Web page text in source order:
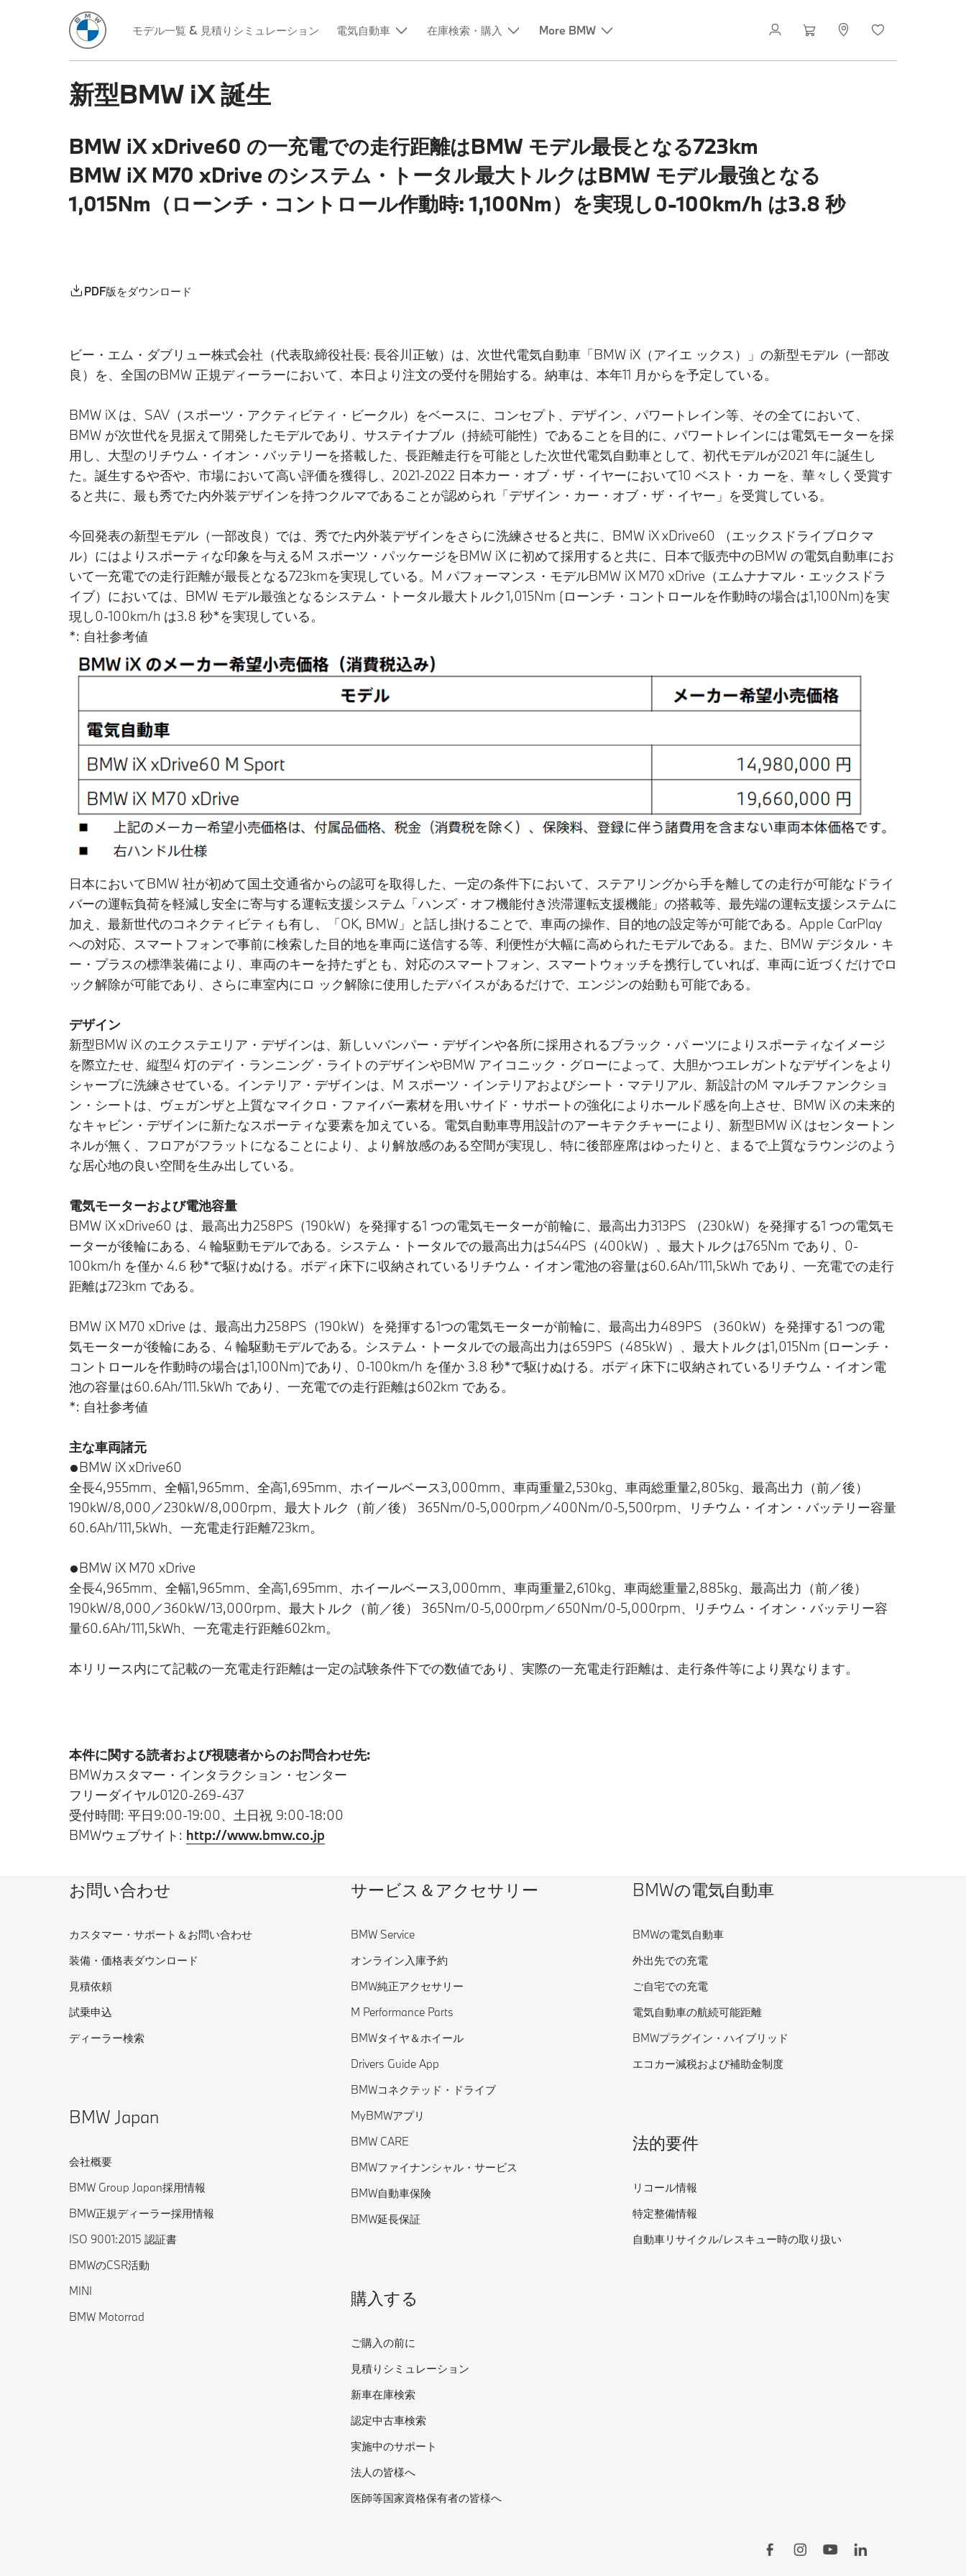
モデル一覧 & 見積りシミュレーション 電気自動車 在庫検索・購入 More BMW
新型BMW iX 誕生
BMW iX xDrive60 の一充電での走行距離はBMW モデル最長となる723km
BMW iX M70 xDrive のシステム・トータル最大トルクはBMW モデル最強となる
1,015Nm（ローンチ・コントロール作動時: 1,100Nm）を実現し0-100km/h は3.8 秒
PDF版をダウンロード
ビー・エム・ダブリュー株式会社（代表取締役社長: 長谷川正敏）は、次世代電気自動車「BMW iX（アイエ ックス）」の新型モデル（一部改
良）を、全国のBMW 正規ディーラーにおいて、本日より注文の受付を開始する。納車は、本年11 月からを予定している。
BMW iX は、SAV（スポーツ・アクティビティ・ビークル）をベースに、コンセプト、デザイン、パワートレイン等、その全てにおいて、
BMW が次世代を見据えて開発したモデルであり、サステイナブル（持続可能性）であることを目的に、パワートレインには電気モーターを採
用し、大型のリチウム・イオン・バッテリーを搭載した、長距離走行を可能とした次世代電気自動車として、初代モデルが2021 年に誕生し
た。誕生するや否や、市場において高い評価を獲得し、2021-2022 日本カー・オブ・ザ・イヤーにおいて10 ベスト・カ ーを、華々しく受賞す
ると共に、最も秀でた内外装デザインを持つクルマであることが認められ「デザイン・カー・オブ・ザ・イヤー」を受賞している。
今回発表の新型モデル（一部改良）では、秀でた内外装デザインをさらに洗練させると共に、BMW iX xDrive60 （エックスドライブロクマ
ル）にはよりスポーティな印象を与えるM スポーツ・パッケージをBMW iX に初めて採用すると共に、日本で販売中のBMW の電気自動車にお
いて一充電での走行距離が最長となる723kmを実現している。M パフォーマンス・モデルBMW iX M70 xDrive（エムナナマル・エックスドラ
イブ）においては、BMW モデル最強となるシステム・トータル最大トルク1,015Nm (ローンチ・コントロールを作動時の場合は1,100Nm)を実
現し0-100km/h は3.8 秒*を実現している。
*: 自社参考値
日本においてBMW 社が初めて国土交通省からの認可を取得した、一定の条件下において、ステアリングから手を離しての走行が可能なドライ
バーの運転負荷を軽減し安全に寄与する運転支援システム「ハンズ・オフ機能付き渋滞運転支援機能」の搭載等、最先端の運転支援システムに
加え、最新世代のコネクティビティも有し、「OK, BMW」と話し掛けることで、車両の操作、目的地の設定等が可能である。Apple CarPlay
への対応、スマートフォンで事前に検索した目的地を車両に送信する等、利便性が大幅に高められたモデルである。また、BMW デジタル・キ
ー・プラスの標準装備により、車両のキーを持たずとも、対応のスマートフォン、スマートウォッチを携行していれば、車両に近づくだけでロ
ック解除が可能であり、さらに車室内にロ ック解除に使用したデバイスがあるだけで、エンジンの始動も可能である。
デザイン
新型BMW iX のエクステエリア・デザインは、新しいバンパー・デザインや各所に採用されるブラック・パ ーツによりスポーティなイメージ
を際立たせ、縦型4 灯のデイ・ランニング・ライトのデザインやBMW アイコニック・グローによって、大胆かつエレガントなデザインをより
シャープに洗練させている。インテリア・デザインは、M スポーツ・インテリアおよびシート・マテリアル、新設計のM マルチファンクショ
ン・シートは、ヴェガンザと上質なマイクロ・ファイバー素材を用いサイド・サポートの強化によりホールド感を向上させ、BMW iX の未来的
なキャビン・デザインに新たなスポーティな要素を加えている。電気自動車専用設計のアーキテクチャーにより、新型BMW iX はセンタートン
ネルが無く、フロアがフラットになることにより、より解放感のある空間が実現し、特に後部座席はゆったりと、まるで上質なラウンジのよう
な居心地の良い空間を生み出している。
電気モーターおよび電池容量
BMW iX xDrive60 は、最高出力258PS（190kW）を発揮する1 つの電気モーターが前輪に、最高出力313PS （230kW）を発揮する1 つの電気モ
ーターが後輪にある、4 輪駆動モデルである。システム・トータルでの最高出力は544PS（400kW）、最大トルクは765Nm であり、0-
100km/h を僅か 4.6 秒*で駆けぬける。ボディ床下に収納されているリチウム・イオン電池の容量は60.6Ah/111,5kWh であり、一充電での走行
距離は723km である。
BMW iX M70 xDrive は、最高出力258PS（190kW）を発揮する1つの電気モーターが前輪に、最高出力489PS （360kW）を発揮する1 つの電
気モーターが後輪にある、4 輪駆動モデルである。システム・トータルでの最高出力は659PS（485kW）、最大トルクは1,015Nm (ローンチ・
コントロールを作動時の場合は1,100Nm)であり、0-100km/h を僅か 3.8 秒*で駆けぬける。ボディ床下に収納されているリチウム・イオン電
池の容量は60.6Ah/111.5kWh であり、一充電での走行距離は602km である。
*: 自社参考値
主な車両諸元
●BMW iX xDrive60
全長4,955mm、全幅1,965mm、全高1,695mm、ホイールベース3,000mm、車両重量2,530kg、車両総重量2,805kg、最高出力（前／後）
190kW/8,000／230kW/8,000rpm、最大トルク（前／後） 365Nm/0-5,000rpm／400Nm/0-5,500rpm、リチウム・イオン・バッテリー容量
60.6Ah/111,5kWh、一充電走行距離723km。
●BMW iX M70 xDrive
全長4,965mm、全幅1,965mm、全高1,695mm、ホイールベース3,000mm、車両重量2,610kg、車両総重量2,885kg、最高出力（前／後）
190kW/8,000／360kW/13,000rpm、最大トルク（前／後） 365Nm/0-5,000rpm／650Nm/0-5,000rpm、リチウム・イオン・バッテリー容
量60.6Ah/111,5kWh、一充電走行距離602km。
本リリース内にて記載の一充電走行距離は一定の試験条件下での数値であり、実際の一充電走行距離は、走行条件等により異なります。
本件に関する読者および視聴者からのお問合わせ先:
BMWカスタマー・インタラクション・センター
フリーダイヤル0120-269-437
受付時間: 平日9:00-19:00、土日祝 9:00-18:00
BMWウェブサイト: http://www.bmw.co.jp
お問い合わせ
カスタマー・サポート＆お問い合わせ
装備・価格表ダウンロード
見積依頼
試乗申込
ディーラー検索
BMW Japan
会社概要
BMW Group Japan採用情報
BMW正規ディーラー採用情報
ISO 9001:2015 認証書
BMWのCSR活動
MINI
BMW Motorrad
サービス＆アクセサリー
BMW Service
オンライン入庫予約
BMW純正アクセサリー
M Performance Parts
BMWタイヤ＆ホイール
Drivers Guide App
BMWコネクテッド・ドライブ
MyBMWアプリ
BMW CARE
BMWファイナンシャル・サービス
BMW自動車保険
BMW延長保証
購入する
ご購入の前に
見積りシミュレーション
新車在庫検索
認定中古車検索
実施中のサポート
法人の皆様へ
医師等国家資格保有者の皆様へ
BMWの電気自動車
BMWの電気自動車
外出先での充電
ご自宅での充電
電気自動車の航続可能距離
BMWプラグイン・ハイブリッド
エコカー減税および補助金制度
法的要件
リコール情報
特定整備情報
自動車リサイクル/レスキュー時の取り扱い